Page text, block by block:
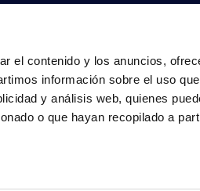
el contenido y los anuncios,
información sobre el uso
y análisis web, quienes
o que hayan recopilado a